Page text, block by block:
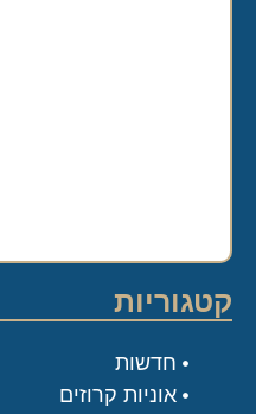
קטגוריות
חדשות
אוניות קרוזים